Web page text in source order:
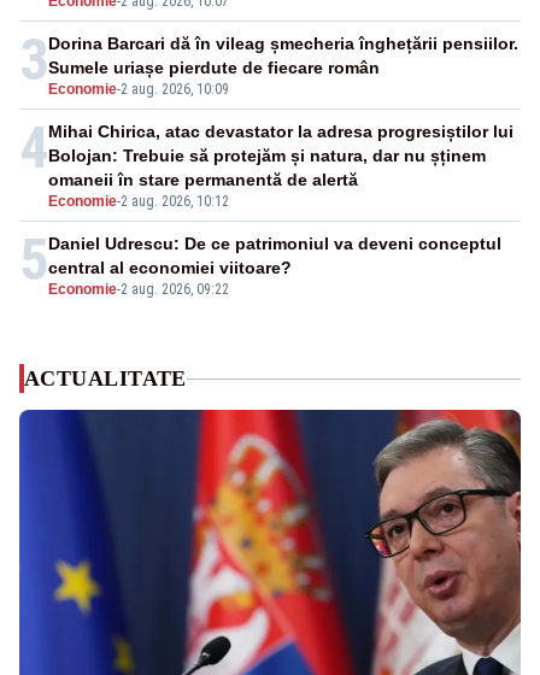
3 Economie-2 aug. 2026, 10:09
Dorina Barcari dă în vileag șmecheria înghețării pensiilor.
Sumele uriașe pierdute de fiecare român
4
Economie-2 aug. 2026, 10:12
Mihai Chirica, atac devastator la adresa progresiștilor lui
Bolojan: Trebuie să protejăm și natura, dar nu șținem
omaneii în stare permanentă de alertă
5 Economie-2 aug. 2026, 09:22
Daniel Udrescu: De ce patrimoniul va deveni conceptul
central al economiei viitoare?
ACTUALITATE